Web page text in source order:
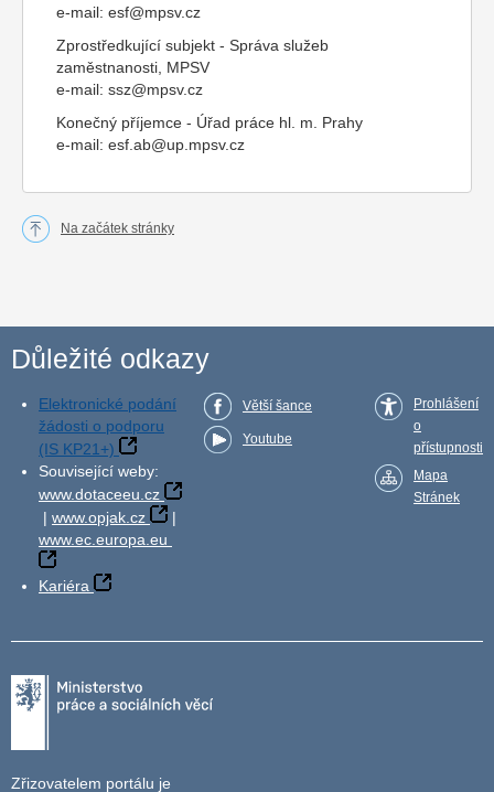
e-mail: esf@mpsv.cz
Zprostředkující subjekt - Správa služeb
zaměstnanosti, MPSV
e-mail: ssz@mpsv.cz
Konečný příjemce - Úřad práce hl. m. Prahy
e-mail: esf.ab@up.mpsv.cz
Na začátek stránky
Důležité odkazy
Elektronické podání
žádosti o podporu
(IS KP21+)
Související weby:
www.dotaceeu.cz
| www.opjak.cz
|
www.ec.europa.eu
Kariéra
Větší šance
Youtube
Prohlášení
o
přístupnosti
Mapa
Stránek
Zřizovatelem portálu je